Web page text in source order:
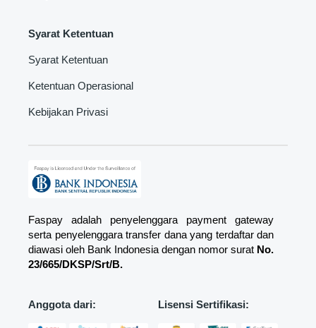
Syarat Ketentuan
Syarat Ketentuan
Ketentuan Operasional
Kebijakan Privasi
Faspay adalah penyelenggara payment gateway
serta penyelenggara transfer dana yang terdaftar dan
diawasi oleh Bank Indonesia dengan nomor surat No.
23/665/DKSP/Srt/B.
Anggota dari: Lisensi Sertifikasi: